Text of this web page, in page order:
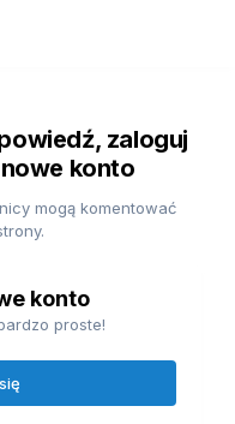
zaloguj
konto
mogą komentować
konto
proste!